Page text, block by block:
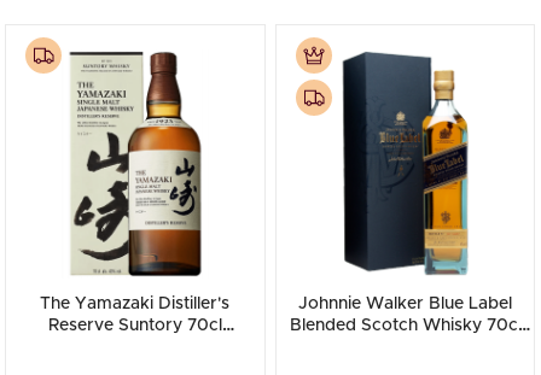
The Yamazaki Distiller's
Reserve Suntory 70cl
Johnnie Walker Blue Label
Blended Scotch Whisky 70cl